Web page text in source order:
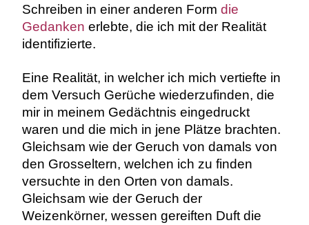
Schreiben in einer anderen Form die
Gedanken erlebte, die ich mit der Realität
identifizierte.
Eine Realität, in welcher ich mich vertiefte in
dem Versuch Gerüche wiederzufinden, die
mir in meinem Gedächtnis eingedruckt
waren und die mich in jene Plätze brachten.
Gleichsam wie der Geruch von damals von
den Grosseltern, welchen ich zu finden
versuchte in den Orten von damals.
Gleichsam wie der Geruch der
Weizenkörner, wessen gereiften Duft die